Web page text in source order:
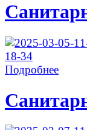
Подробнее